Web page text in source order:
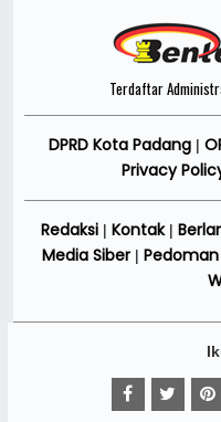
Terdaftar
DPRD Kota Padang|
Privacy
Redaksi| Kontak|
Media Siber|